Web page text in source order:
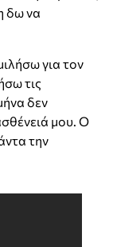
δω να
για τον
τις
δεν
μου. Ο
την